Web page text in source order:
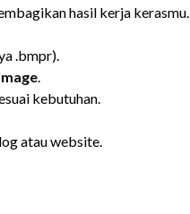
hasil kerja kerasmu.
.bmpr).
.
kebutuhan.
atau website.